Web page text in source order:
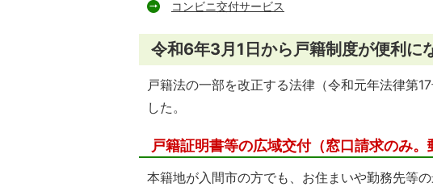
コンビニ交付サービス
令和6年3月1日から戸籍制度が便利に
戸籍法の一部を改正する法律（令和元年法律第
した。
戸籍証明書等の広域交付（窓口請求のみ。
本籍地が入間市の方でも、お住まいや勤務先等